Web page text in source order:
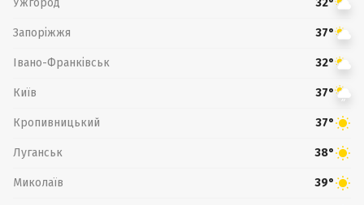
32°
Запоріжжя 37°
Івано-Франківськ 32°
Київ 37°
Кропивницький 37°
Луганськ 38°
Миколаїв 39°